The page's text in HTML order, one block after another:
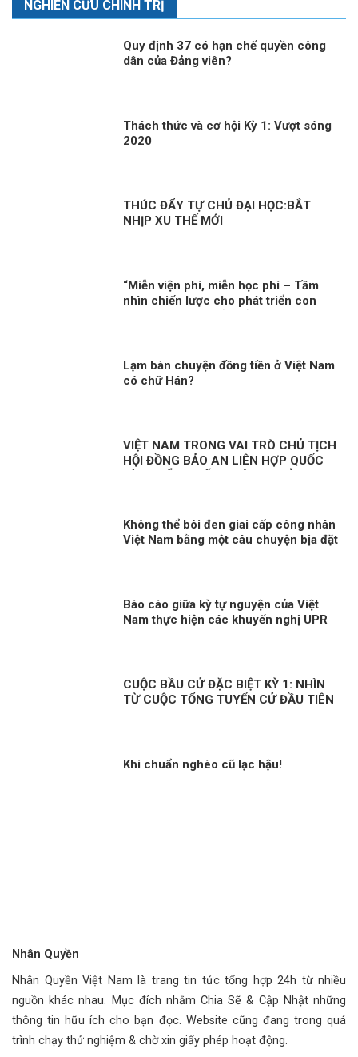
NGHIÊN CỨU CHÍNH TRỊ
Quy định 37 có hạn chế quyền công
dân của Đảng viên?
Thách thức và cơ hội Kỳ 1: Vượt sóng
2020
THÚC ĐẨY TỰ CHỦ ĐẠI HỌC:BẮT
NHỊP XU THẾ MỚI
“Miễn viện phí, miễn học phí – Tầm
nhìn chiến lược cho phát triển con
Lạm bàn chuyện đồng tiền ở Việt Nam
có chữ Hán?
VIỆT NAM TRONG VAI TRÒ CHỦ TỊCH
HỘI ĐỒNG BẢO AN LIÊN HỢP QUỐC
Không thể bôi đen giai cấp công nhân
Việt Nam bằng một câu chuyện bịa đặt
Báo cáo giữa kỳ tự nguyện của Việt
Nam thực hiện các khuyến nghị UPR
phòng chống COVID-19”
CUỘC BẦU CỬ ĐẶC BIỆT KỲ 1: NHÌN
TỪ CUỘC TỔNG TUYỂN CỬ ĐẦU TIÊN
Khi chuẩn nghèo cũ lạc hậu!
Nhân Quyền
Nhân Quyền Việt Nam là trang tin tức tổng hợp 24h từ nhiều
nguồn khác nhau. Mục đích nhằm Chia Sẽ & Cập Nhật những
thông tin hữu ích cho bạn đọc. Website cũng đang trong quá
trình chạy thử nghiệm & chờ xin giấy phép hoạt động.